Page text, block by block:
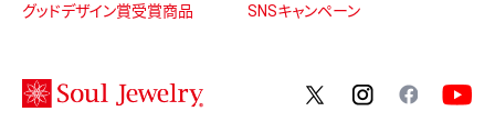
グッドデザイン賞受賞商品
SNSキャンペーン
twitterinstagram